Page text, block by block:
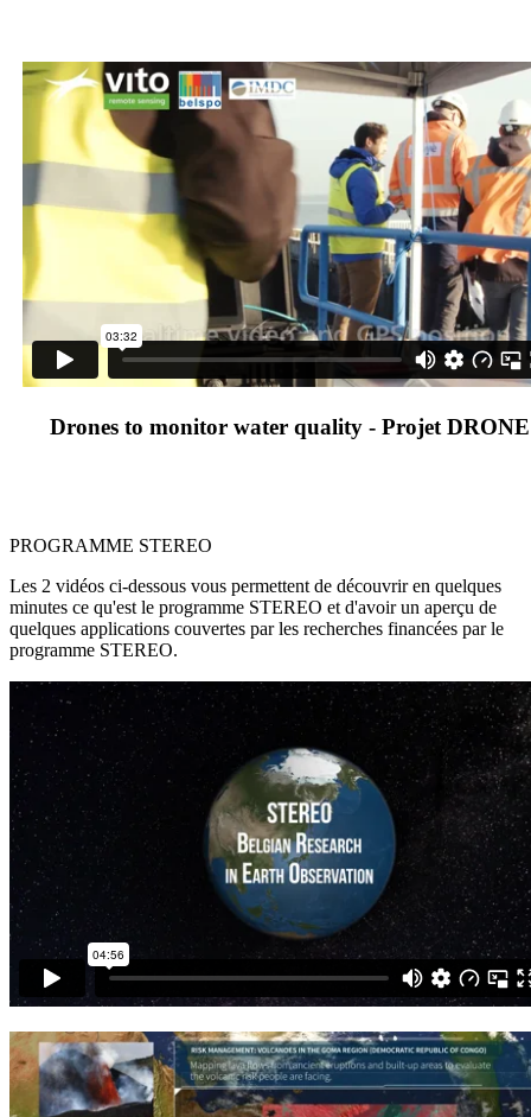
Drones to monitor water quality - Projet
PROGRAMME STEREO
Les 2 vidéos ci-dessous vous permettent de découvrir en quelques
minutes ce qu'est le programme STEREO et d'avoir un aperçu de
quelques applications couvertes par les recherches financées par le
programme STEREO.